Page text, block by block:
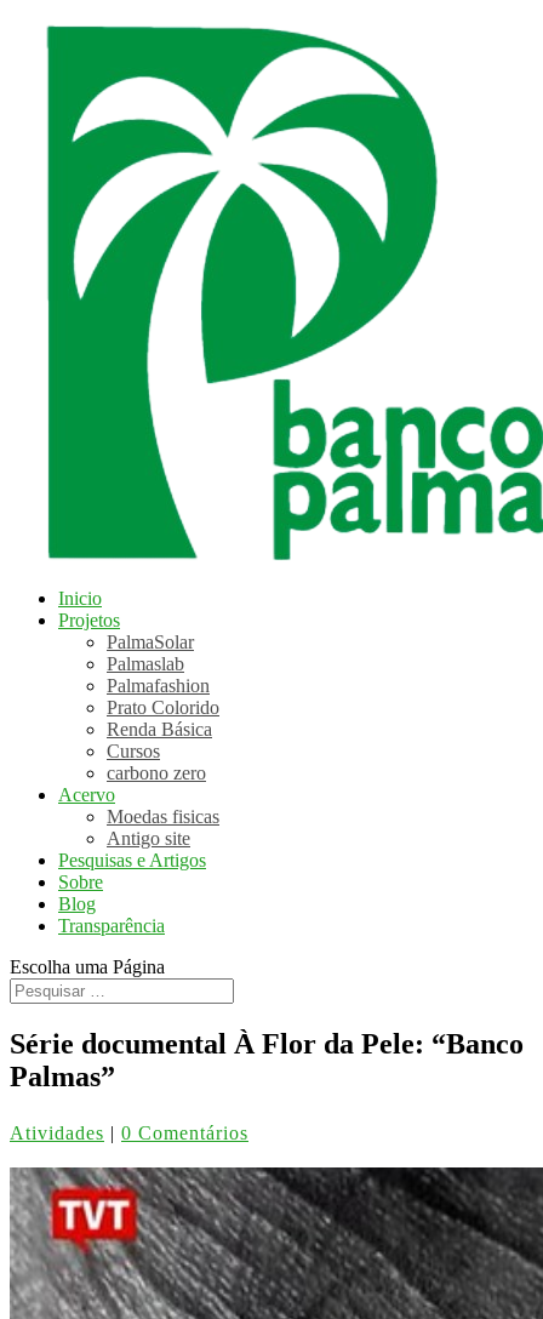
Inicio
Projetos
PalmaSolar
Palmaslab
Palmafashion
Prato Colorido
Renda Básica
Cursos
carbono zero
Acervo
Moedas fisicas
Antigo site
Pesquisas e Artigos
Sobre
Blog
Transparência
Escolha uma Página
Série documental À Flor da Pele: “Banco
Palmas”
Atividades | 0 Comentários